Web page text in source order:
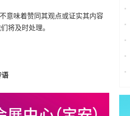
意味着赞同其观点或证实其内容
将及时处理。
语